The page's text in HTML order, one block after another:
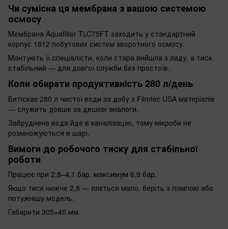
Чи сумісна ця мембрана з вашою системою
осмосу
Мембрана Aquafilter TLC75FT заходить у стандартний
корпус 1812 побутових систем зворотного осмосу.
Монтують її спеціалісти, коли стара вийшла з ладу, а тиск
стабільний — для довгої служби без простоїв.
Коли обирати продуктивність 280 л/день
Витіскає 280 л чистої води за добу з Filmtec USA матеріалів
— служить довше за дешеві аналоги.
Забруднена вода йде в каналізацію, тому мікроби не
розмножуються в шарі.
Вимоги до робочого тиску для стабільної
роботи
Працює при 2,8–4,1 бар, максимум 6,9 бар.
Якщо тиск нижче 2,8 — ллється мало, беріть з помпою або
потужнішу модель.
Габарити 305×45 мм.